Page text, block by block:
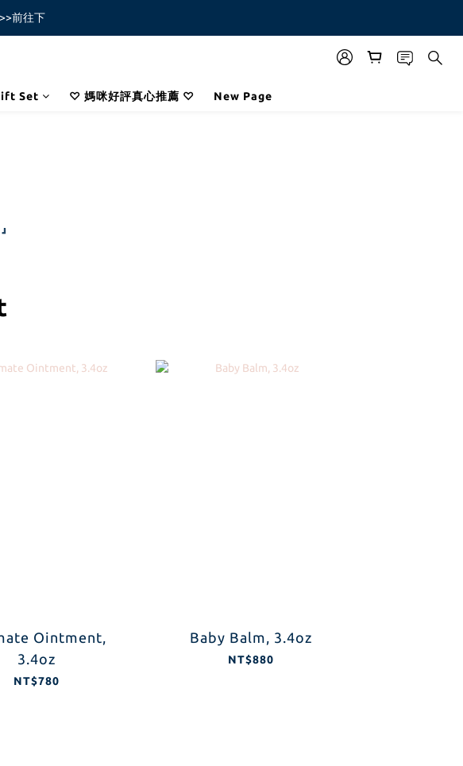
前往下
Set ♡ 媽咪好評真心推薦 ♡ New Page
Ointment,
3.4oz
NT$780
Baby Balm, 3.4oz
NT$880